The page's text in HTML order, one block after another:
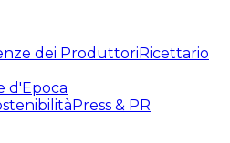
dei ProduttoriRicettario
d'Epoca
Press & PR